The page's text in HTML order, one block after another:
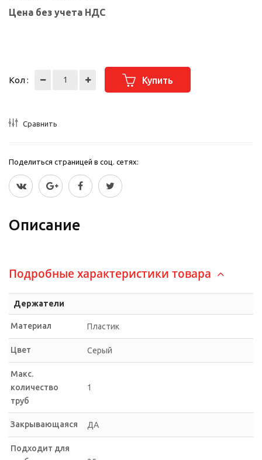
Цена без учета НДС
Кол : Купить
Сравнить
Поделиться страницей в соц. сетях:
Описание
Подробные характеристики товара
Держатели
Материал Пластик
Цвет Серый
Макс.
количество
труб
1
Закрывающаяся ДА
Подходит для